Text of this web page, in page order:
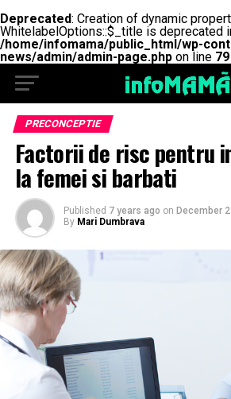
Deprecated: Creation of dynamic
WhitelabelOptions::$_title is deprecated
/home/infomama/public_html/wp-
news/admin/admin-page.php on line 79
PRECONCEPTIE
Factorii de risc pentru
la femei si barbati
Published 7 years ago on December
By Mari Dumbrava